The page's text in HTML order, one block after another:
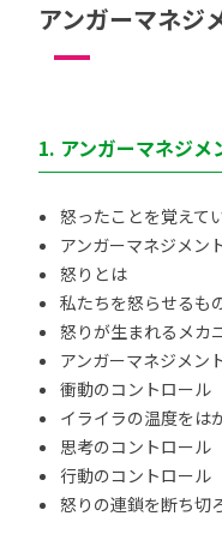
アンガーマネジ
1. アンガーマネジメ
怒ったことを覚えて
アンガーマネジメン
怒りとは
私たちを怒らせるも
怒りが生まれるメカ
アンガーマネジメン
衝動のコントロール
イライラの温度をは
思考のコントロール
行動のコントロール
怒りの連鎖を断ち切